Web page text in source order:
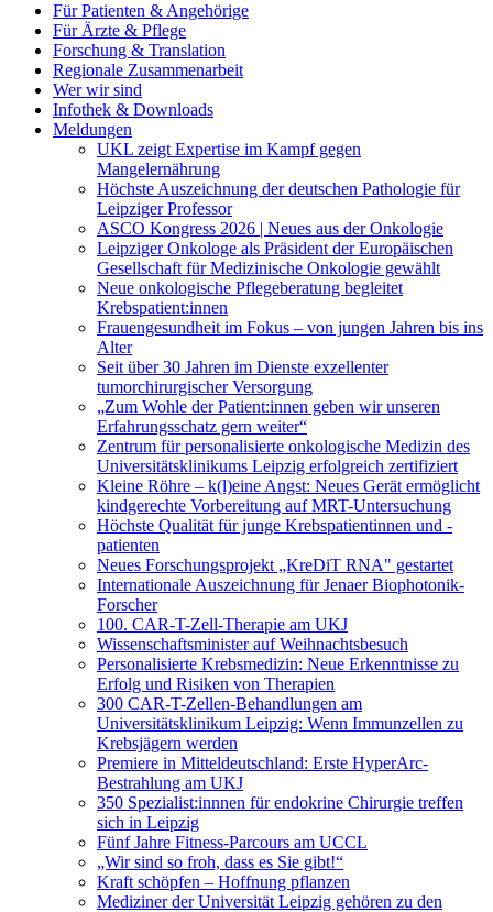
Für Patienten & Angehörige
Für Ärzte & Pflege
Forschung & Translation
Regionale Zusammenarbeit
Wer wir sind
Infothek & Downloads
Meldungen
UKL zeigt Expertise im Kampf gegen
Mangelernährung
Höchste Auszeichnung der deutschen Pathologie für
Leipziger Professor
ASCO Kongress 2026 | Neues aus der Onkologie
Leipziger Onkologe als Präsident der Europäischen
Gesellschaft für Medizinische Onkologie gewählt
Neue onkologische Pflegeberatung begleitet
Krebspatient:innen
Frauengesundheit im Fokus – von jungen Jahren bis ins
Alter
Seit über 30 Jahren im Dienste exzellenter
tumorchirurgischer Versorgung
„Zum Wohle der Patient:innen geben wir unseren
Erfahrungsschatz gern weiter“
Zentrum für personalisierte onkologische Medizin des
Universitätsklinikums Leipzig erfolgreich zertifiziert
Kleine Röhre – k(l)eine Angst: Neues Gerät ermöglicht
kindgerechte Vorbereitung auf MRT-Untersuchung
Höchste Qualität für junge Krebspatientinnen und -
patienten
Neues Forschungsprojekt „KreDiT RNA" gestartet
Internationale Auszeichnung für Jenaer Biophotonik-
Forscher
100. CAR-T-Zell-Therapie am UKJ
Wissenschaftsminister auf Weihnachtsbesuch
Personalisierte Krebsmedizin: Neue Erkenntnisse zu
Erfolg und Risiken von Therapien
300 CAR-T-Zellen-Behandlungen am
Universitätsklinikum Leipzig: Wenn Immunzellen zu
Krebsjägern werden
Premiere in Mitteldeutschland: Erste HyperArc-
Bestrahlung am UKJ
350 Spezialist:innnen für endokrine Chirurgie treffen
sich in Leipzig
Fünf Jahre Fitness-Parcours am UCCL
„Wir sind so froh, dass es Sie gibt!“
Kraft schöpfen – Hoffnung pflanzen
Mediziner der Universität Leipzig gehören zu den